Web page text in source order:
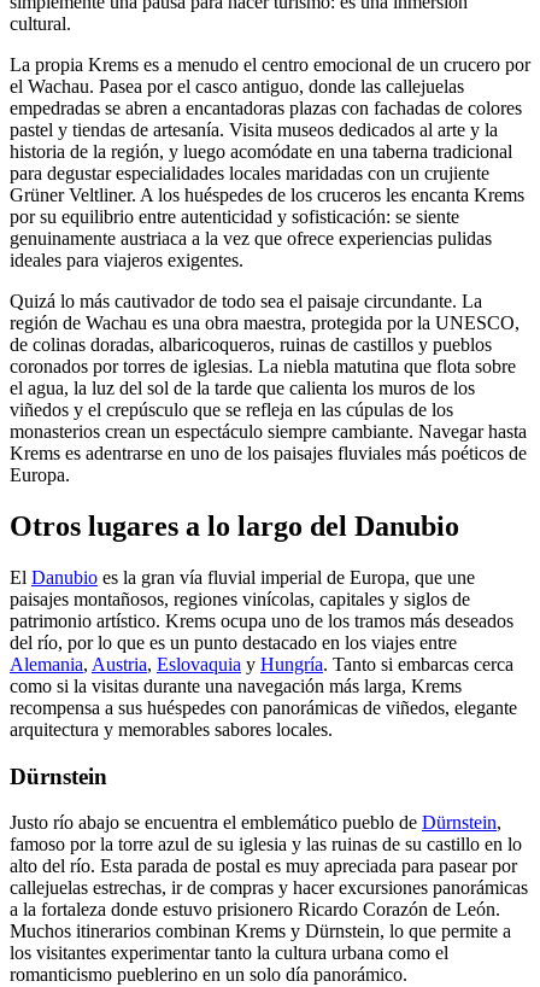
cultural.
La propia Krems es a menudo el centro emocional de un crucero por
el Wachau. Pasea por el casco antiguo, donde las callejuelas
empedradas se abren a encantadoras plazas con fachadas de colores
pastel y tiendas de artesanía. Visita museos dedicados al arte y la
historia de la región, y luego acomódate en una taberna tradicional
para degustar especialidades locales maridadas con un crujiente
Grüner Veltliner. A los huéspedes de los cruceros les encanta Krems
por su equilibrio entre autenticidad y sofisticación: se siente
genuinamente austriaca a la vez que ofrece experiencias pulidas
ideales para viajeros exigentes.
Quizá lo más cautivador de todo sea el paisaje circundante. La
región de Wachau es una obra maestra, protegida por la UNESCO,
de colinas doradas, albaricoqueros, ruinas de castillos y pueblos
coronados por torres de iglesias. La niebla matutina que flota sobre
el agua, la luz del sol de la tarde que calienta los muros de los
viñedos y el crepúsculo que se refleja en las cúpulas de los
monasterios crean un espectáculo siempre cambiante. Navegar hasta
Krems es adentrarse en uno de los paisajes fluviales más poéticos de
Europa.
Otros lugares a lo largo del Danubio
El Danubio es la gran vía fluvial imperial de Europa, que une
paisajes montañosos, regiones vinícolas, capitales y siglos de
patrimonio artístico. Krems ocupa uno de los tramos más deseados
del río, por lo que es un punto destacado en los viajes entre
Alemania, Austria, Eslovaquia y Hungría. Tanto si embarcas cerca
como si la visitas durante una navegación más larga, Krems
recompensa a sus huéspedes con panorámicas de viñedos, elegante
arquitectura y memorables sabores locales.
Dürnstein
Justo río abajo se encuentra el emblemático pueblo de Dürnstein,
famoso por la torre azul de su iglesia y las ruinas de su castillo en lo
alto del río. Esta parada de postal es muy apreciada para pasear por
callejuelas estrechas, ir de compras y hacer excursiones panorámicas
a la fortaleza donde estuvo prisionero Ricardo Corazón de León.
Muchos itinerarios combinan Krems y Dürnstein, lo que permite a
los visitantes experimentar tanto la cultura urbana como el
romanticismo pueblerino en un solo día panorámico.